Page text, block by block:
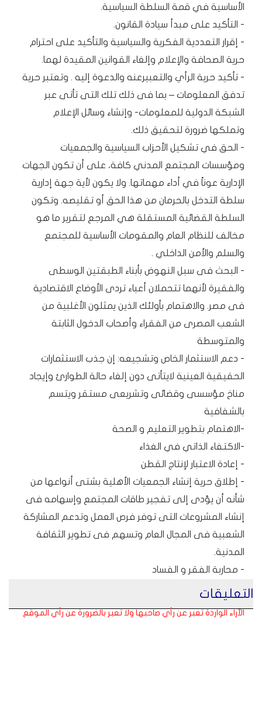
الأساسية في قمة السلطة السياسية.
- التأكيد على مبدأ سيادة القانون.
- إقرار التعددية الفكرية والسياسية والتأكيد على احترام
حرية الصحافة والإعلام وإلغاء القوانين المقيدة لهما.
- تأكيد حرية الرأي والتعبيرعنه والدعوة إليه . وتعتبر حرية
تدفق المعلومات – بما فى ذلك تلك التى تأتى عبر
الشبكة الدولية للمعلومات- وإنشاء وسائل الإعلام
وتملكها ضرورة لتحقيق ذلك.
- الحق في تشكيل الأحزاب السياسية والجمعيات
ومؤسسات المجتمع المدني كافة، على أن تكون الجهات
الإدارية عوناً في أداء مهماتها. ولا يكون لأية جهة إدارية
سلطة التدخل بالحرمان من هذا الحق أو تقليصه. وتكون
السلطة القضائية المستقلة هي المرجع لتقرير ما هو
مخالف للنظام العام والمقومات الأساسية للمجتمع
والسلم والأمن الداخلي .
- البحث فى سبل النهوض بأبناء الطبقتين الوسطى
والفقيرة لأنهما تتحملان أعباء تردى الأوضاع الاقتصادية
فى مصر. والاهتمام بأولئك الذين يمثلون الأغلبية من
الشعب المصرى من الفقراء وأصحاب الدخول الثابتة
والمتوسطة
- دعم الاستثمار الخاص وتشجيعه: إن جذب الاستثمارات
الحقيقية العينية لايتأتى دون إلغاء حالة الطوارئ وإيجاد
مناخ مؤسسى وقضائى وتشريعى مستقر ويتسم
بالشفافية
-الاهتمام بتطوير التعليم و الصحة
-الاكتفاء الذاتي في الغذاء
- إعادة الاعتبار لإنتاج القطن
- إطلاق حرية إنشاء الجمعيات الأهلية بشتى أنواعها من
شأنه أن يؤدى إلى تفجير طاقات المجتمع وإسهامه فى
إنشاء المشروعات التى توفر فرص العمل وتدعم المشاركة
الشعبية فى المجال العام وتسهم فى تطوير الثقافة
المدنية.
- محاربة الفقر و الفساد
التعليقات
الآراء الواردة تعبر عن رأي صاحبها ولا تعبر بالضرورة عن رأي الموقع